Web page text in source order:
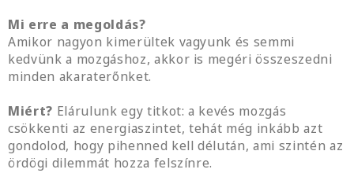
Mi erre a megoldás?
Amikor nagyon kimerültek vagyunk és semmi
kedvünk a mozgáshoz, akkor is megéri összeszedni
minden akaraterőnket.
Miért? Elárulunk egy titkot: a kevés mozgás
csökkenti az energiaszintet, tehát még inkább azt
gondolod, hogy pihenned kell délután, ami szintén az
ördögi dilemmát hozza felszínre.